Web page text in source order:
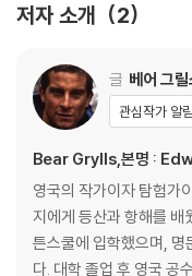
저자 소개 2
글 베어 그
관심작가 알
Bear Grylls,본명 :
영국의 작가이자 탐험가
지에게 등산과 항해를 배
튼스쿨에 입학했으며, 명
다. 대학 졸업 후 영국 공